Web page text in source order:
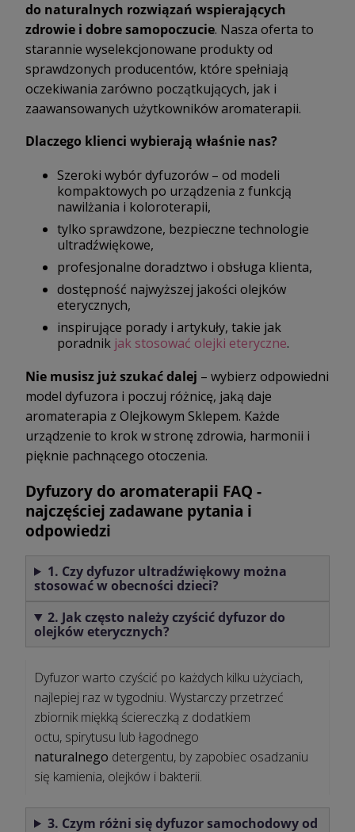
do naturalnych rozwiązań wspierających
zdrowie i dobre samopoczucie. Nasza oferta to
starannie wyselekcjonowane produkty od
sprawdzonych producentów, które spełniają
oczekiwania zarówno początkujących, jak i
zaawansowanych użytkowników aromaterapii.
Dlaczego klienci wybierają właśnie nas?
Szeroki wybór dyfuzorów – od modeli
kompaktowych po urządzenia z funkcją
nawilżania i koloroterapii,
tylko sprawdzone, bezpieczne technologie
ultradźwiękowe,
profesjonalne doradztwo i obsługa klienta,
dostępność najwyższej jakości olejków
eterycznych,
inspirujące porady i artykuły, takie jak
poradnik jak stosować olejki eteryczne.
Nie musisz już szukać dalej – wybierz odpowiedni
model dyfuzora i poczuj różnicę, jaką daje
aromaterapia z Olejkowym Sklepem. Każde
urządzenie to krok w stronę zdrowia, harmonii i
pięknie pachnącego otoczenia.
Dyfuzory do aromaterapii FAQ -
najczęściej zadawane pytania i
odpowiedzi
1. Czy dyfuzor ultradźwiękowy można
stosować w obecności dzieci?
2. Jak często należy czyścić dyfuzor do
olejków eterycznych?
Dyfuzor warto czyścić po każdych kilku użyciach,
najlepiej raz w tygodniu. Wystarczy przetrzeć
zbiornik miękką ściereczką z dodatkiem
octu, spirytusu lub łagodnego
naturalnego detergentu, by zapobiec osadzaniu
się kamienia, olejków i bakterii.
3. Czym różni się dyfuzor samochodowy od